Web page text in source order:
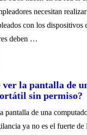
necesitan
con los dispositivos
deben …
ver la pantalla de
sin permiso?
pantalla de una
ya no es el fuerte de